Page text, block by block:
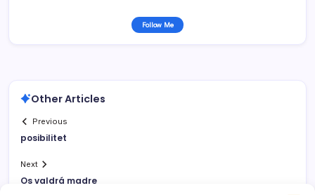
Follow Me
Other Articles
Previous
posibilitet
Next
Os valdrá madre